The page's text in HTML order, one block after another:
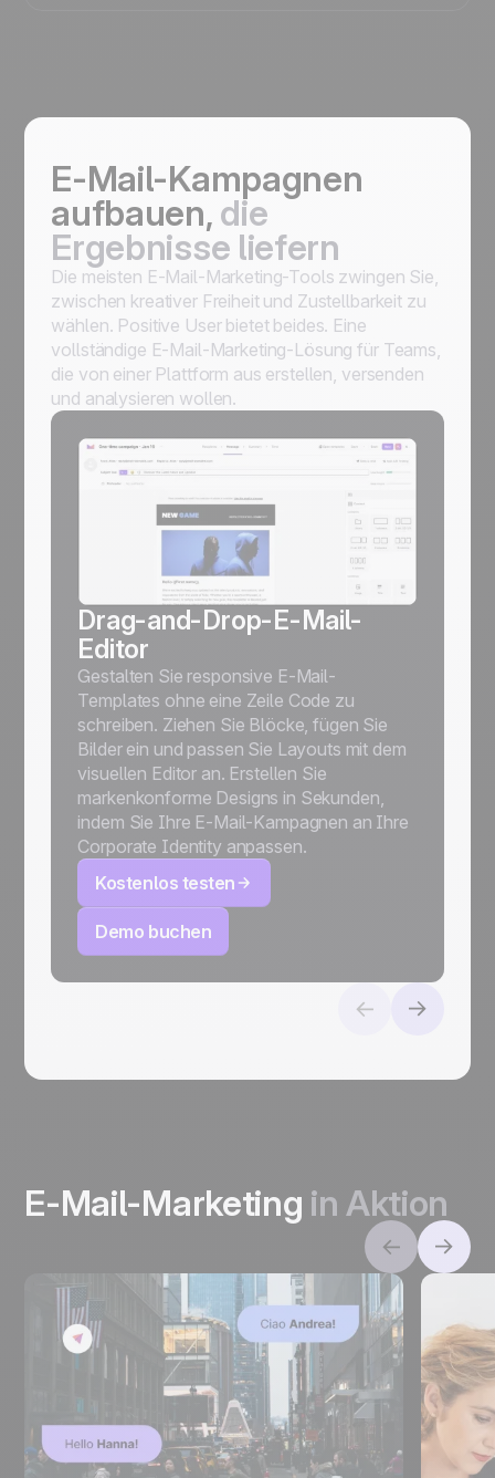
E-Mail-Kampagnen
aufbauen, die
Ergebnisse liefern
Die meisten E-Mail-Marketing-Tools zwingen Sie,
zwischen kreativer Freiheit und Zustellbarkeit zu
wählen. Positive User bietet beides. Eine
vollständige E-Mail-Marketing-Lösung für Teams,
die von einer Plattform aus erstellen, versenden
und analysieren wollen.
Drag-and-Drop-E-Mail-
Editor
Gestalten Sie responsive E-Mail-
Templates ohne eine Zeile Code zu
schreiben. Ziehen Sie Blöcke, fügen Sie
Bilder ein und passen Sie Layouts mit dem
visuellen Editor an. Erstellen Sie
markenkonforme Designs in Sekunden,
indem Sie Ihre E-Mail-Kampagnen an Ihre
Corporate Identity anpassen.
Kostenlos testen
Demo buchen
E-Mail-Marketing in Aktion